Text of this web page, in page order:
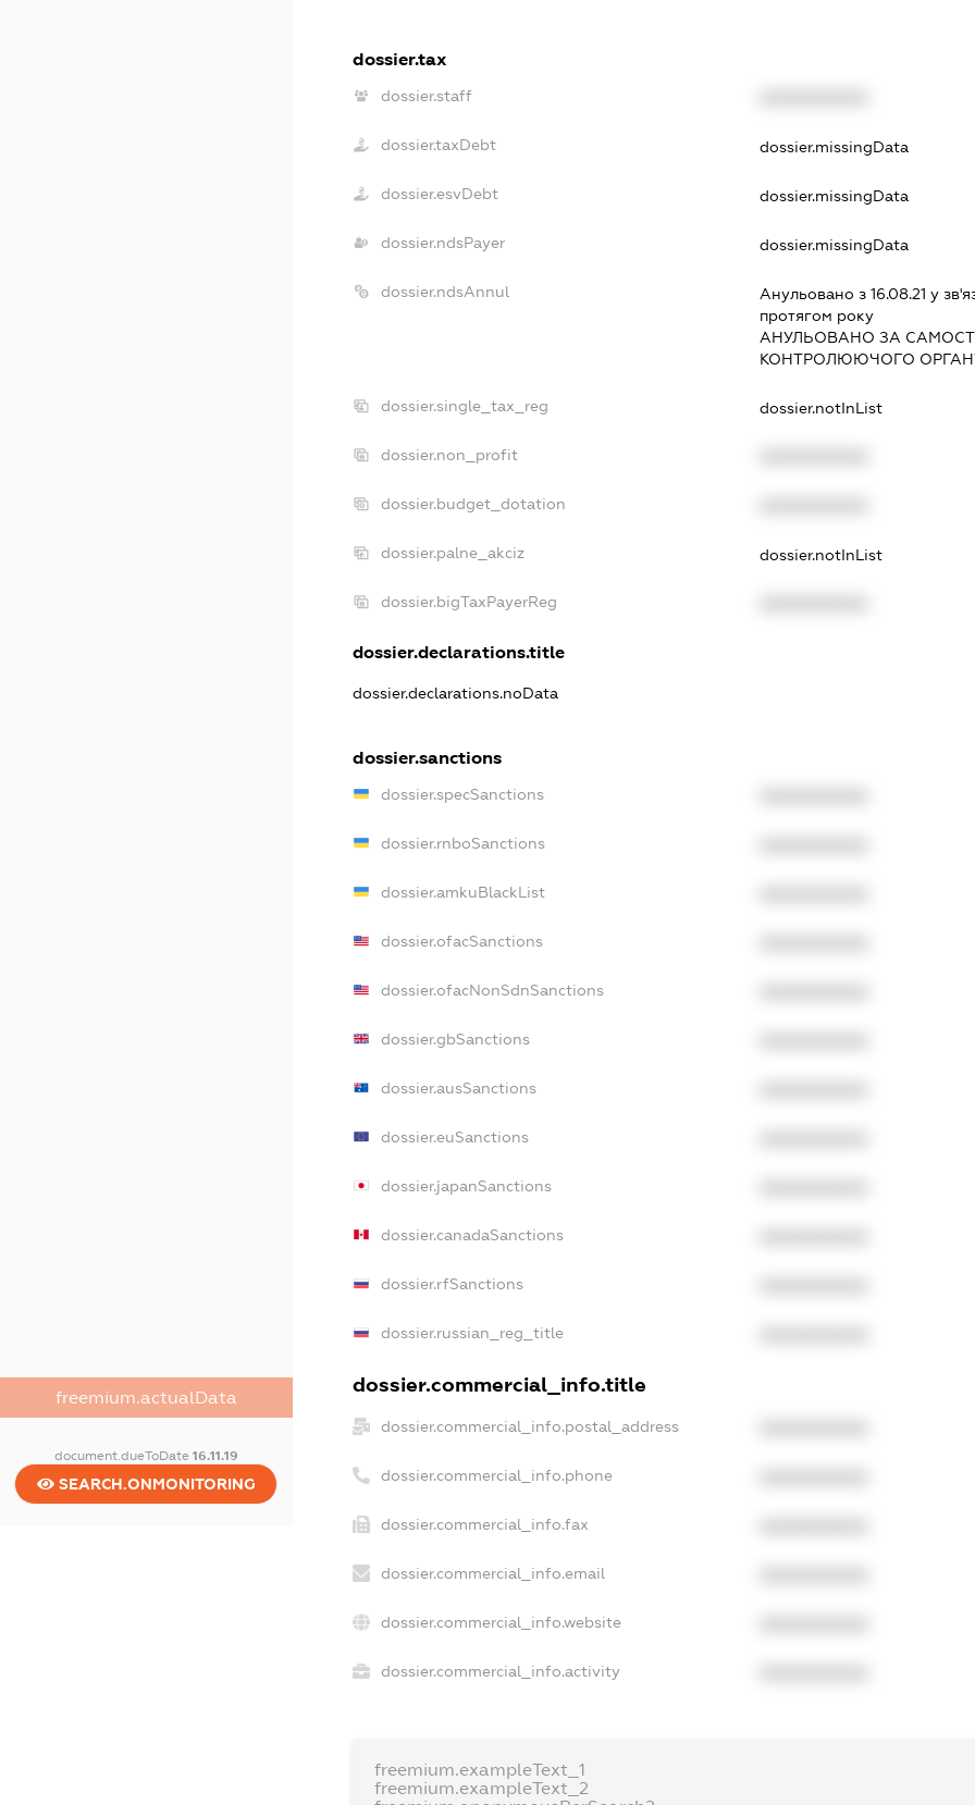
freemium.actualData
document.dueToDate 16.11.19
SEARCH.ONMONITORING
dossier.tax
dossier.staff
dossier.taxDebt dossier.missingData
dossier.esvDebt dossier.missingData
dossier.ndsPayer dossier.missingData
dossier.ndsAnnul
Анульовано з 16.08.21 у
протягом року
АНУЛЬОВАНО ЗА
КОНТРОЛЮЮЧОГО
dossier.single_tax_reg dossier.notInList
dossier.non_profit
dossier.budget_dotation
dossier.palne_akciz dossier.notInList
dossier.bigTaxPayerReg
dossier.declarations.title
dossier.declarations.noData
dossier.sanctions
dossier.specSanctions
dossier.rnboSanctions
dossier.amkuBlackList
dossier.ofacSanctions
dossier.ofacNonSdnSanctions
dossier.gbSanctions
dossier.ausSanctions
dossier.euSanctions
dossier.japanSanctions
dossier.canadaSanctions
dossier.rfSanctions
dossier.russian_reg_title
dossier.commercial_info.title
dossier.commercial_info.postal_address
dossier.commercial_info.phone
dossier.commercial_info.fax
dossier.commercial_info.email
dossier.commercial_info.website
dossier.commercial_info.activity
freemium.exampleText_1
freemium.exampleText_2